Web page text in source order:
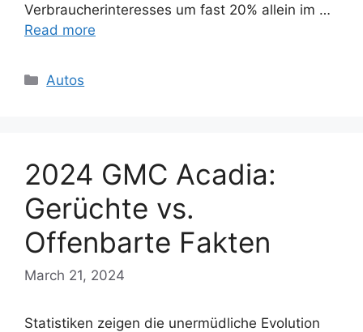
Verbraucherinteresses um fast 20% allein im …
Read more
Categories
Autos
2024 GMC Acadia:
Gerüchte vs.
Offenbarte Fakten
March 21, 2024
Statistiken zeigen die unermüdliche Evolution